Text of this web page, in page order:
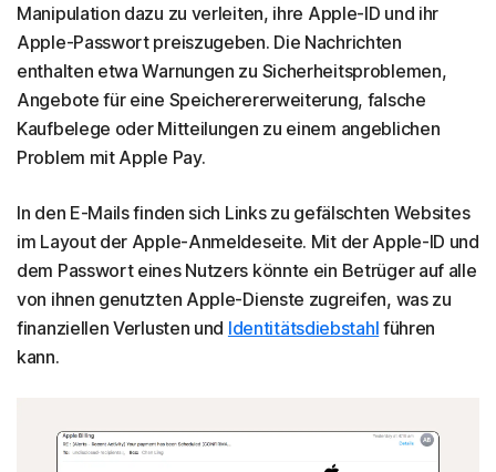
Manipulation dazu zu verleiten, ihre Apple-ID und ihr
Apple-Passwort preiszugeben. Die Nachrichten
enthalten etwa Warnungen zu Sicherheitsproblemen,
Angebote für eine Speicherererweiterung, falsche
Kaufbelege oder Mitteilungen zu einem angeblichen
Problem mit Apple Pay.
In den E-Mails finden sich Links zu gefälschten Websites
im Layout der Apple-Anmeldeseite. Mit der Apple-ID und
dem Passwort eines Nutzers könnte ein Betrüger auf alle
von ihnen genutzten Apple-Dienste zugreifen, was zu
finanziellen Verlusten und Identitätsdiebstahl führen
kann.